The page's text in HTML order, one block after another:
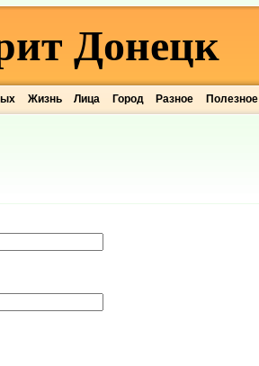
Жизнь Лица Город Разное Полезное
Донецк